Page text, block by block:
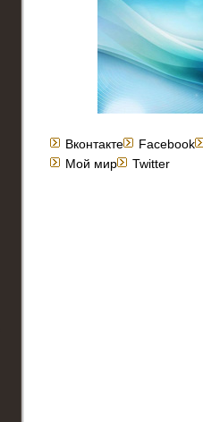
Вконтакте
Facebook
Мой мир
Twitter